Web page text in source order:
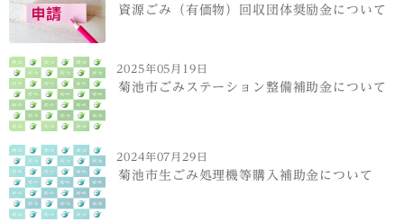
資源ごみ（有価物）回収団体奨励金について
2025年05月19日
菊池市ごみステーション整備補助金について
2024年07月29日
菊池市生ごみ処理機等購入補助金について